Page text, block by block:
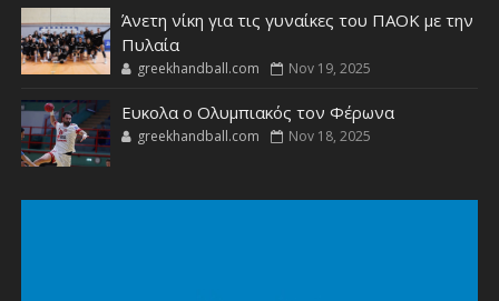
Άνετη νίκη για τις γυναίκες του ΠΑΟΚ με την
Πυλαία
greekhandball.com Nov 19, 2025
Ευκολα ο Ολυμπιακός τον Φέρωνα
greekhandball.com Nov 18, 2025